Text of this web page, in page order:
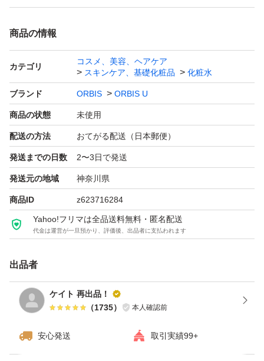
商品の情報
カテゴリ
コスメ、美容、ヘアケア
スキンケア、基礎化粧品
化粧水
ブランド ORBIS ORBIS U
商品の状態 未使用
配送の方法 おてがる配送（日本郵便）
発送までの日数 2〜3日で発送
発送元の地域 神奈川県
商品ID z623716284
Yahoo!フリマは全品送料無料・匿名配送
代金は運営が一旦預かり、評価後、出品者に支払われます
出品者
ケイト 再出品！
（1735） 本人確認前
安心発送 取引実績99+